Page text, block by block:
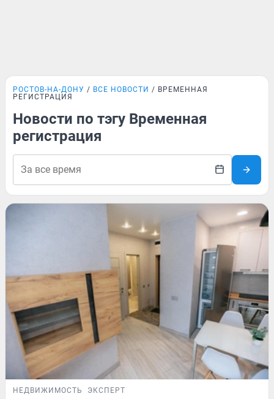
РОСТОВ-НА-ДОНУ ВСЕ НОВОСТИ
ВРЕМЕННАЯ
РЕГИСТРАЦИЯ
Новости по тэгу Временная
регистрация
НЕДВИЖИМОСТЬ ЭКСПЕРТ